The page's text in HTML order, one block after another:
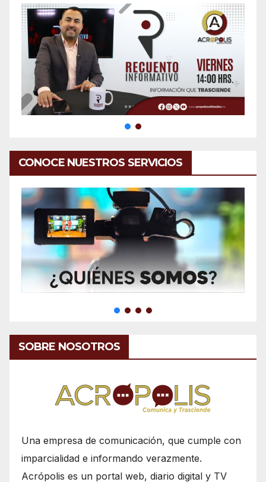
CONOCE NUESTROS SERVICIOS
SOBRE NOSOTROS
Una empresa de comunicación, que cumple con
imparcialidad e informando verazmente.
Acrópolis es un portal web, diario digital y TV